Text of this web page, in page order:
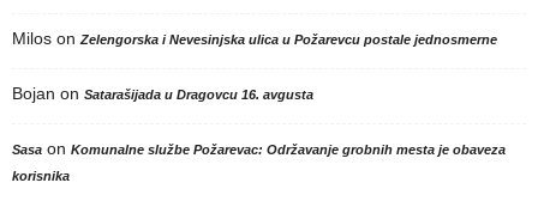
Milos on Zelengorska i Nevesinjska ulica u Požarevcu postale jednosmerne
Bojan on Satarašijada u Dragovcu 16. avgusta
Sasa on Komunalne službe Požarevac: Održavanje grobnih mesta je obaveza
korisnika